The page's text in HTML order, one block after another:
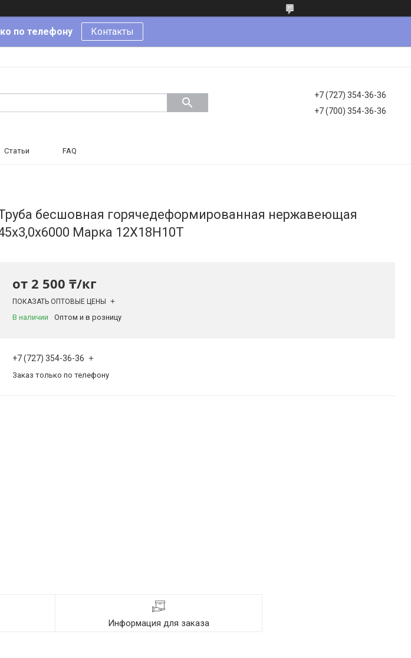
по телефону Контакты
+7 (727) 354-36-36
+7 (700) 354-36-36
Статьи FAQ
бесшовная горячедеформированная нержавеющая
Марка 12Х18Н10Т
от 2 500 ₸/кг
ПОКАЗАТЬ ОПТОВЫЕ ЦЕНЫ
В наличии Оптом и в розницу
+7 (727) 354-36-36
Заказ только по телефону
Информация для заказа